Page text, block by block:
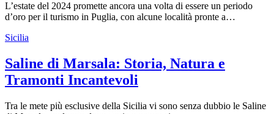
L’estate del 2024 promette ancora una volta di essere un periodo
d’oro per il turismo in Puglia, con alcune località pronte a…
Sicilia
Saline di Marsala: Storia, Natura e
Tramonti Incantevoli
Tra le mete più esclusive della Sicilia vi sono senza dubbio le Saline